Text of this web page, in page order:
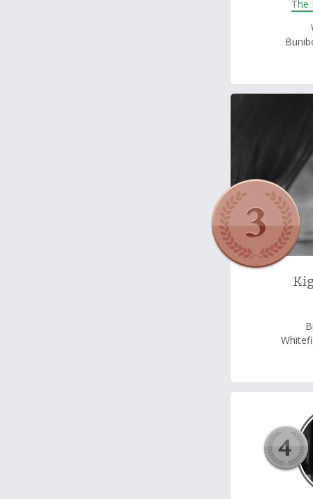
The